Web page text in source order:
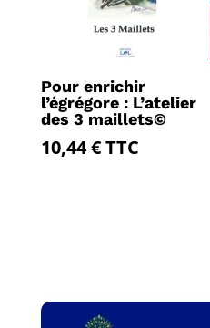
Pour enrichir
l’égrégore : L’atelier
des 3 maillets©
10,44€TTC